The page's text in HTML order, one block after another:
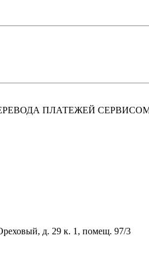
ПЛАТЕЖЕЙ
д. 29 к. 1, помещ. 97/3